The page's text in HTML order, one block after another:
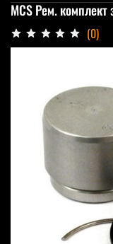
MCS Рем. комплект
(0)